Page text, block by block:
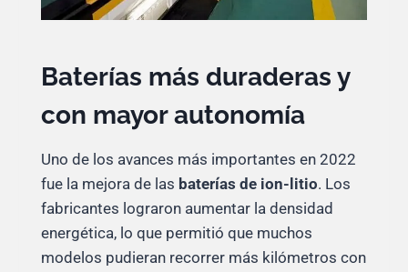
Baterías más duraderas y
con mayor autonomía
Uno de los avances más importantes en 2022
fue la mejora de las baterías de ion-litio. Los
fabricantes lograron aumentar la densidad
energética, lo que permitió que muchos
modelos pudieran recorrer más kilómetros con